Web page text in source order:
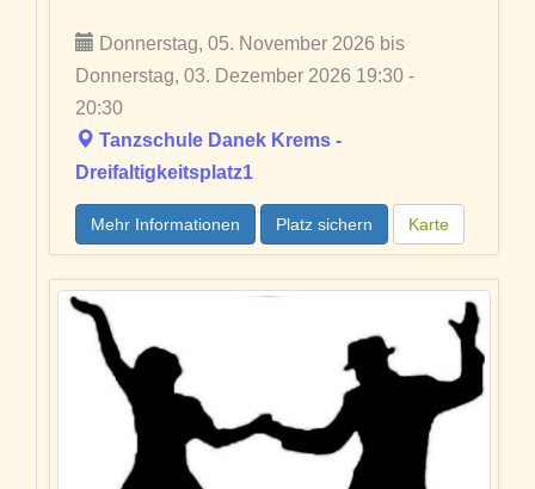
Donnerstag, 05. November 2026 bis
Donnerstag, 03. Dezember 2026 19:30 -
20:30
Tanzschule Danek Krems -
Dreifaltigkeitsplatz1
Mehr Informationen Platz sichern Karte